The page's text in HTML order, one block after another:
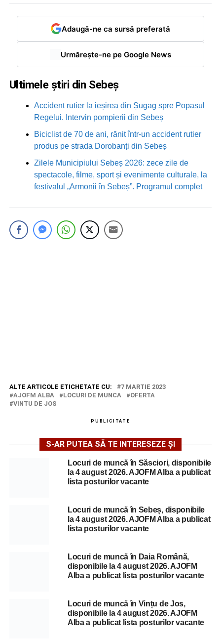
Adaugă-ne ca sursă preferată
Urmărește-ne pe Google News
Ultimele știri din Sebeș
Accident rutier la ieșirea din Șugag spre Popasul
Regelui. Intervin pompierii din Sebeș
Biciclist de 70 de ani, rănit într-un accident rutier
produs pe strada Dorobanți din Sebeș
Zilele Municipiului Sebeș 2026: zece zile de
spectacole, filme, sport și evenimente culturale, la
festivalul „Armonii în Sebeș”. Programul complet
ALTE ARTICOLE ETICHETATE CU:
7 MARTIE 2023
AJOFM ALBA
LOCURI DE MUNCA
OFERTA
VINTU DE JOS
PUBLICITATE
S-AR PUTEA SĂ TE INTERESEZE ȘI
Locuri de muncă în Săsciori, disponibile
la 4 august 2026. AJOFM Alba a publicat
lista posturilor vacante
Locuri de muncă în Sebeș, disponibile
la 4 august 2026. AJOFM Alba a publicat
lista posturilor vacante
Locuri de muncă în Daia Română,
disponibile la 4 august 2026. AJOFM
Alba a publicat lista posturilor vacante
Locuri de muncă în Vințu de Jos,
disponibile la 4 august 2026. AJOFM
Alba a publicat lista posturilor vacante